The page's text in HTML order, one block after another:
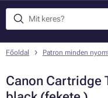
Főoldal Patron minden
Canon Cartridge